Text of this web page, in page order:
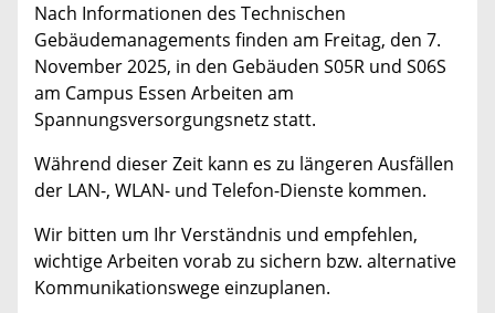
Nach Informationen des Technischen
Gebäudemanagements finden am Freitag, den 7.
November 2025, in den Gebäuden S05R und S06S
am Campus Essen Arbeiten am
Spannungsversorgungsnetz statt.
Während dieser Zeit kann es zu längeren Ausfällen
der LAN-, WLAN- und Telefon-Dienste kommen.
Wir bitten um Ihr Verständnis und empfehlen,
wichtige Arbeiten vorab zu sichern bzw. alternative
Kommunikationswege einzuplanen.